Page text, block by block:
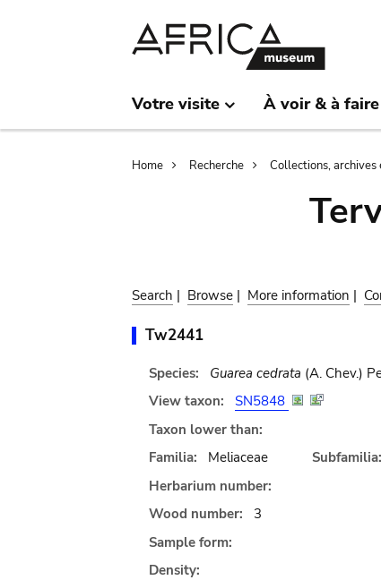
Votre visite À voir & à faire
Breadcrumb
Home Recherche Collections,
Search | Browse | More information |
Tw2441
Species: Guarea cedrata (A. Chev.)
View taxon:
SN5848
Taxon lower than:
Familia:
Meliaceae
Subfamilia:
Herbarium number:
Wood number:
3
Sample form:
Density: